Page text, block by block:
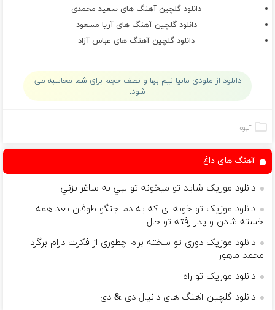
دانلود گلچین آهنگ های سعید محمدی
دانلود گلچین آهنگ های آریا مسعود
دانلود گلچین آهنگ های عباس آزاد
دانلود از ملودی مانیا نیم بها و نصف حجم برای شما محاسبه می
شود.
آلبوم
آهنگ های داغ
دانلود موزیک شايد تو ميخونه تو لبي به ساغر بزني
دانلود موزیک تو خونه ای که یه دم جنگو طوفان بعد همه
خسته شدن و پدر رفته تو حال
دانلود موزیک دوری تو سخته برام چطوری از فکرت درام برگرد
محمد ماهور
دانلود موزیک تو راه
دانلود گلچین آهنگ های دانیال دی & دی